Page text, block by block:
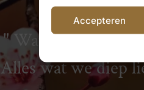
Accepteren
Wat we hebben
Alles wat we diep